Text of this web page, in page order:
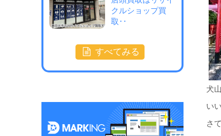
犬
い
さ
クルショップ買
取･･
すべてみる